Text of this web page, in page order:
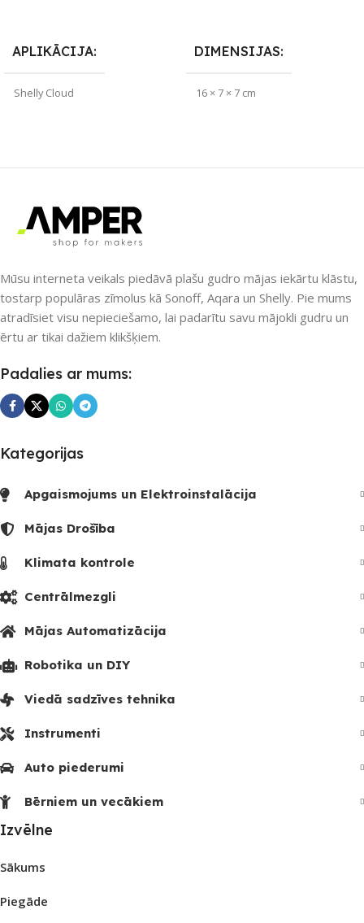
APLIKĀCIJA
Shelly Cloud
PIEEJAMS UZREIZ
Nē
UZREIZ PIEEJAMAIS
SKAITS
DIMENSIJAS
16 × 7 × 7 cm
Bluetooth ,Wi-Fi
PIEEJAMS UZREIZ
Mūsu interneta veikals piedāvā plašu gudro mājas iekārtu klāstu,
tostarp populāras zīmolus kā Sonoff, Aqara un Shelly. Pie mums
atradīsiet visu nepieciešamo, lai padarītu savu mājokli gudru un
ērtu ar tikai dažiem klikšķiem.
Padalies ar mums:
Kategorijas
Apgaismojums un Elektroinstalācija
Mājas Drošība
Klimata kontrole
Centrālmezgli
Mājas Automatizācija
Robotika un DIY
Viedā sadzīves tehnika
Instrumenti
Auto piederumi
Bērniem un vecākiem
Izvēlne
Sākums
Piegāde